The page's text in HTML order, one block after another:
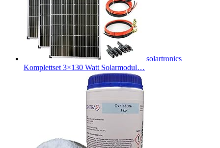
solartronics
Komplettset 3×130 Watt Solarmodul…